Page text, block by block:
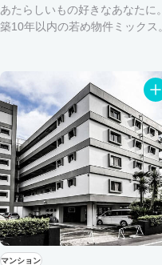
あたらしいもの好きなあなたに。
築10年以内の若め物件ミックス。
マンション